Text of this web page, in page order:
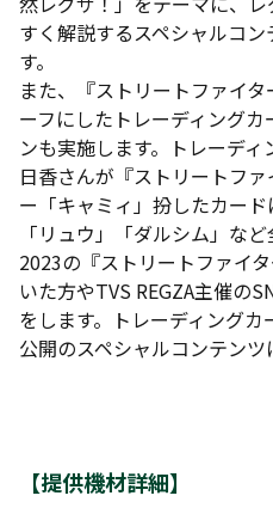
すく解説するスペシャルコ
す。
また、『ストリートファイ
ーフにしたトレーディング
ンも実施します。トレーデ
日香さんが『ストリートフ
ー「キャミィ」扮したカード
「リュウ」「ダルシム」な
2023の『ストリートファイ
いた方やTVS REGZA主催の
をします。トレーディング
公開のスペシャルコンテンツ
【提供機材詳細】